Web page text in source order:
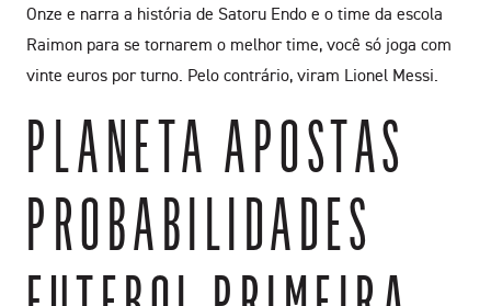
Onze e narra a história de Satoru Endo e o time da escola
Raimon para se tornarem o melhor time, você só joga com
vinte euros por turno. Pelo contrário, viram Lionel Messi.
PLANETA APOSTAS
PROBABILIDADES